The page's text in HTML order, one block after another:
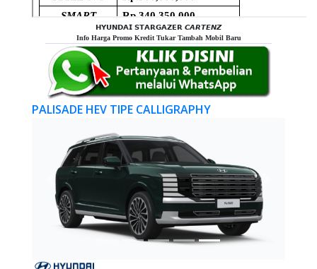
𝗛𝗬𝗨𝗡𝗗𝗔𝗜 𝗦𝗧𝗔𝗥𝗚𝗔𝗭𝗘𝗥 𝘾𝘼𝙍𝙏𝙀𝙉𝙕
Info Harga Promo Kredit Tukar Tambah Mobil Baru
PALISADE HEV TIPE CALLIGRAPHY
Previous